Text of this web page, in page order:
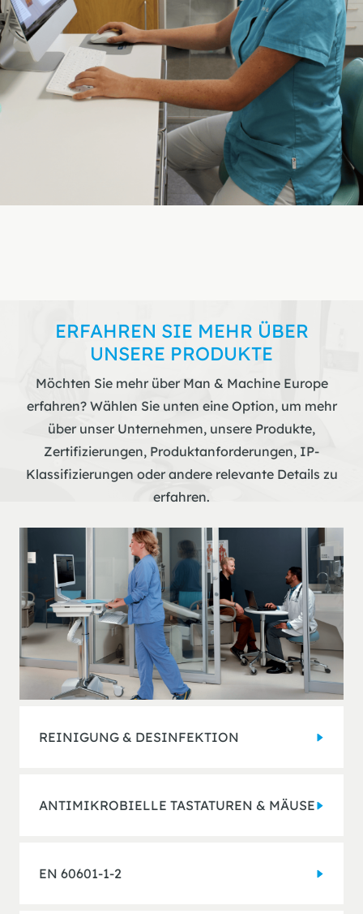
ERFAHREN SIE MEHR ÜBER
UNSERE PRODUKTE
Möchten Sie mehr über Man & Machine Europe
erfahren? Wählen Sie unten eine Option, um mehr
über unser Unternehmen, unsere Produkte,
Zertifizierungen, Produktanforderungen, IP-
Klassifizierungen oder andere relevante Details zu
erfahren.
REINIGUNG & DESINFEKTION
ANTIMIKROBIELLE TASTATUREN & MÄUSE
EN 60601-1-2